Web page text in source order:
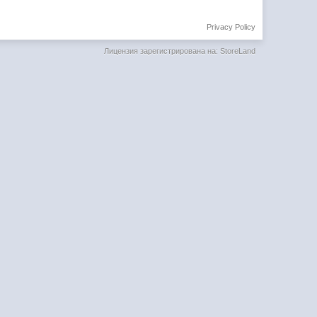
Privacy Policy
Лицензия зарегистрирована на: StoreLand